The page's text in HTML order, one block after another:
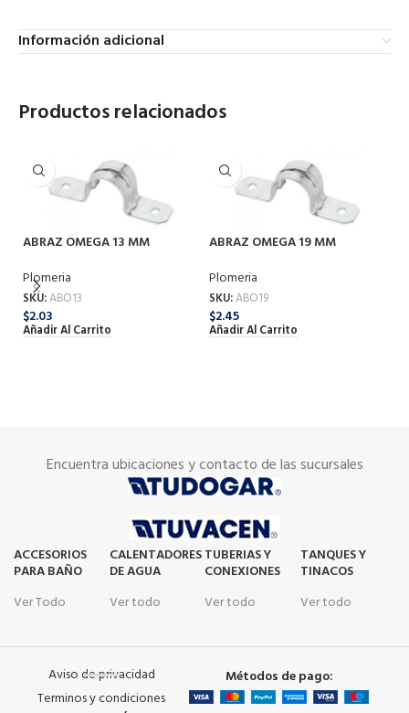
Información adicional
Productos relacionados
ABRAZ OMEGA 13 MM
Plomeria
SKU:ABO13
$2.03
Añadir Al Carrito
ABRAZ OMEGA 19 MM
Plomeria
SKU:ABO19
$2.45
Añadir Al Carrito
Encuentra ubicaciones y contacto de las sucursales
ACCESORIOS
PARA BAÑO
Ver Todo
CALENTADORES
DE AGUA
Ver todo
TUBERIAS Y
CONEXIONES
Ver todo
TANQUES Y
TINACOS
Ver todo
Aviso de privacidad
Terminos y condiciones
Métodos de pago: